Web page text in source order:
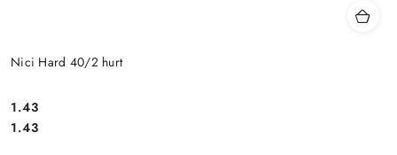
Nici Hard 40/2 hurt
Cena:
1.43
Cena:
1.43